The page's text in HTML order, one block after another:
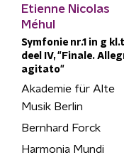
Etienne Nicolas
Méhul
Symfonie nr.1 in g
deel IV, "Finale.
agitato"
Akademie für Alte
Musik Berlin
Bernhard Forck
Harmonia Mundi